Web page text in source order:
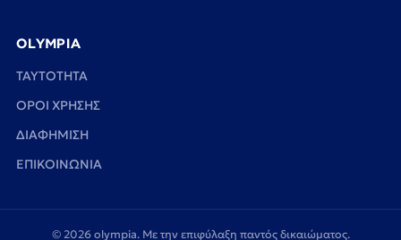
OLYMPIA
TAYTOTHTA
ΟΡΟΙ ΧΡΗΣΗΣ
ΔΙΑΦΗΜΙΣΗ
ΕΠΙΚΟΙΝΩΝΙΑ
© 2026 olympia. Με την επιφύλαξη παντός δικαιώματος.